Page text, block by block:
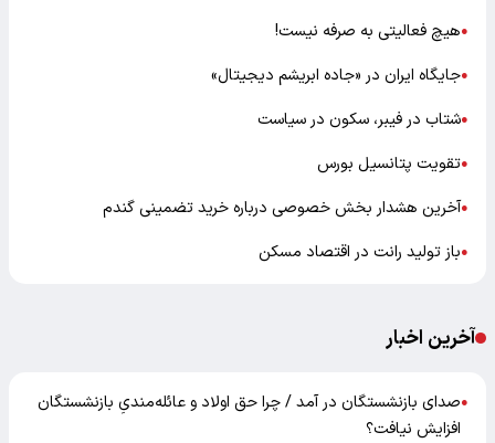
●هیچ فعالیتی به صرفه نیست!
●جایگاه ایران در «جاده ابریشم دیجیتال»
●شتاب در فیبر، سکون در سیاست
●تقویت پتانسیل بورس
●آخرین هشدار بخش خصوصی درباره خرید تضمینی گندم
●باز تولید رانت در اقتصاد مسکن
آخرین اخبار
●صدای بازنشستگان در آمد / چرا حق اولاد و عائله‌مندیِ بازنشستگان
افزایش نیافت؟